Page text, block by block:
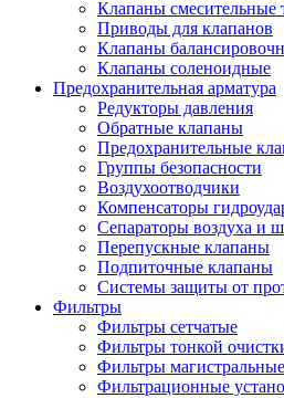
Клапаны смесительные
Приводы для клапанов
Клапаны
Клапаны соленоидные
Предохранительная арматура
Редукторы давления
Обратные клапаны
Предохранительные
Группы безопасности
Воздухоотводчики
Компенсаторы
Сепараторы воздуха и
Перепускные клапаны
Подпиточные клапаны
Системы защиты от
Фильтры
Фильтры сетчатые
Фильтры тонкой
Фильтры магистральные
Фильтрационные